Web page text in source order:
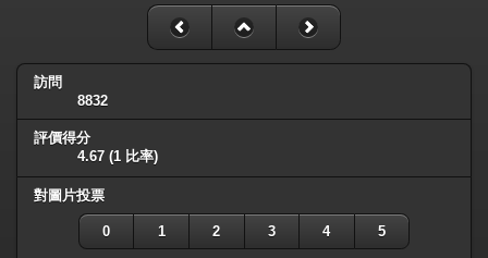
訪問
8832
評價得分
4.67 (1 比率)
對圖片投票
0 1 2 3 4 5